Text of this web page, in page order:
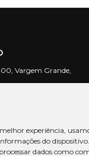
experiência,
do
dados como
Vargem Grande,